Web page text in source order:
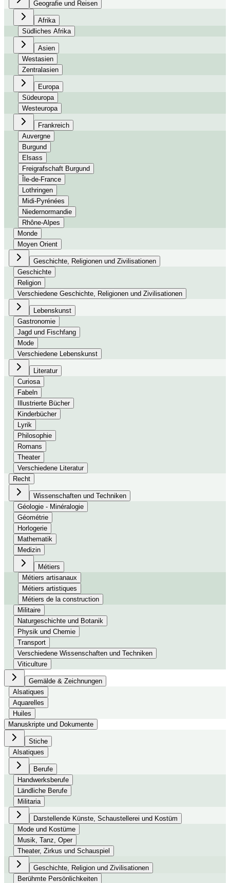
Geografie und Reisen
Afrika
Südliches Afrika
Asien
Westasien
Zentralasien
Europa
Südeuropa
Westeuropa
Frankreich
Auvergne
Burgund
Elsass
Freigrafschaft Burgund
Île-de-France
Lothringen
Midi-Pyrénées
Niedernormandie
Rhône-Alpes
Monde
Moyen Orient
Geschichte, Religionen und Zivilisationen
Geschichte
Religion
Verschiedene Geschichte, Religionen und Zivilisationen
Lebenskunst
Gastronomie
Jagd und Fischfang
Mode
Verschiedene Lebenskunst
Literatur
Curiosa
Fabeln
Illustrierte Bücher
Kinderbücher
Lyrik
Philosophie
Romans
Theater
Verschiedene Literatur
Recht
Wissenschaften und Techniken
Géologie - Minéralogie
Géométrie
Horlogerie
Mathematik
Medizin
Métiers
Métiers artisanaux
Métiers artistiques
Métiers de la construction
Militaire
Naturgeschichte und Botanik
Physik und Chemie
Transport
Verschiedene Wissenschaften und Techniken
Viticulture
Gemälde & Zeichnungen
Alsatiques
Aquarelles
Huiles
Manuskripte und Dokumente
Stiche
Alsatiques
Berufe
Handwerksberufe
Ländliche Berufe
Militaria
Darstellende Künste, Schaustellerei und Kostüm
Mode und Kostüme
Musik, Tanz, Oper
Theater, Zirkus und Schauspiel
Geschichte, Religion und Zivilisationen
Berühmte Persönlichkeiten